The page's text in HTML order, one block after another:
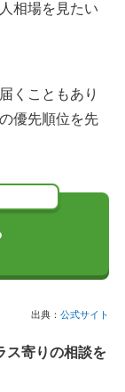
相場を見たい
くこともあり
優先順位を先
出典： 公式サイト
ス寄りの相談を